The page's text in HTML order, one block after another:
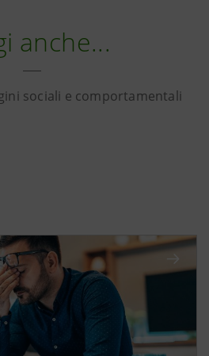
anche...
sociali e comportamentali